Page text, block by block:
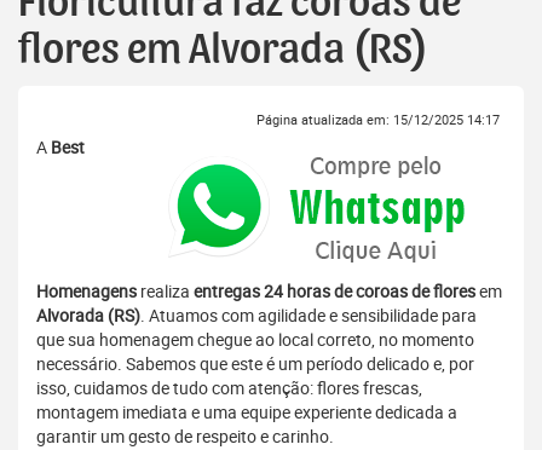
flores em Alvorada (RS)
Página atualizada em: 15/12/2025 14:17
A Best
Homenagens realiza entregas 24 horas de coroas de floresem
Alvorada (RS). Atuamos com agilidade e sensibilidade para
que sua homenagem chegue ao local correto, no momento
necessário. Sabemos que este é um período delicado e, por
isso, cuidamos de tudo com atenção: flores frescas,
montagem imediata e uma equipe experiente dedicada a
garantir um gesto de respeito e carinho.